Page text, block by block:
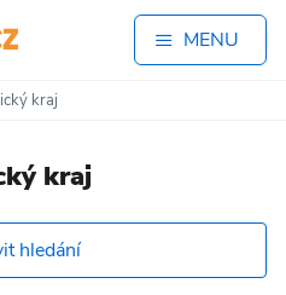
MENU
kraj
kraj
hledání